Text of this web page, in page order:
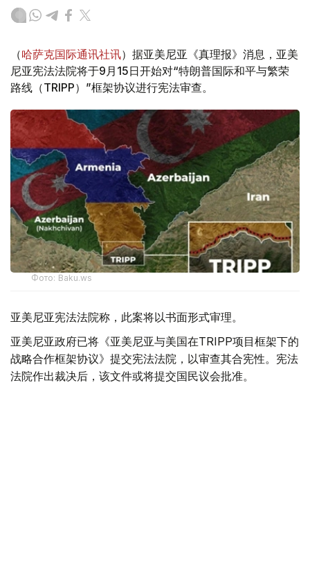
（哈萨克国际通讯社讯）据亚美尼亚《真理报》消息，亚美
尼亚宪法法院将于9月15日开始对“特朗普国际和平与繁荣
路线（TRIPP）”框架协议进行宪法审查。
Фото: Baku.ws
亚美尼亚宪法法院称，此案将以书面形式审理。
亚美尼亚政府已将《亚美尼亚与美国在TRIPP项目框架下的
战略合作框架协议》提交宪法法院，以审查其合宪性。宪法
法院作出裁决后，该文件或将提交国民议会批准。